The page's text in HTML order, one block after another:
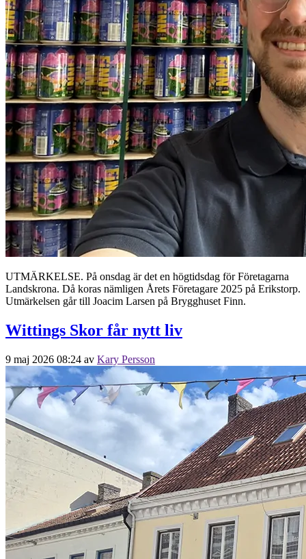
UTMÄRKELSE. På onsdag är det en högtidsdag för Företagarna
Landskrona. Då koras nämligen Årets Företagare 2025 på Erikstorp.
Utmärkelsen går till Joacim Larsen på Brygghuset Finn.
Wittings Skor får nytt liv
9 maj 2026 08:24 av Kary Persson